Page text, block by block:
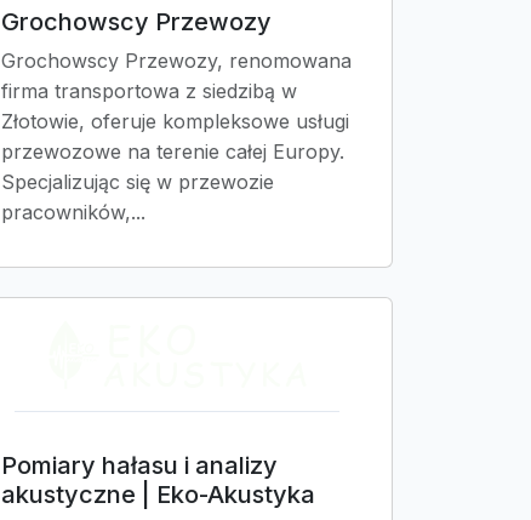
Grochowscy Przewozy
Grochowscy Przewozy, renomowana
firma transportowa z siedzibą w
Złotowie, oferuje kompleksowe usługi
przewozowe na terenie całej Europy.
Specjalizując się w przewozie
pracowników,...
Pomiary hałasu i analizy
akustyczne | Eko-Akustyka